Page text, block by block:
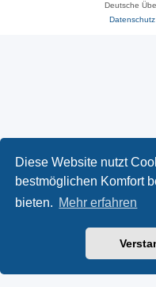
Diese Website nutzt
bestmöglichen Komfort
bieten. Mehr erfahren
Deutsche
Datenschutz